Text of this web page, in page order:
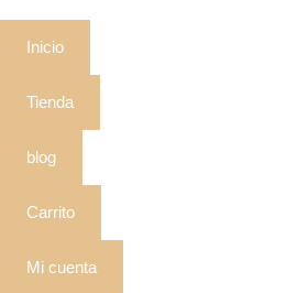
Inicio
Tienda
blog
Carrito
Mi cuenta